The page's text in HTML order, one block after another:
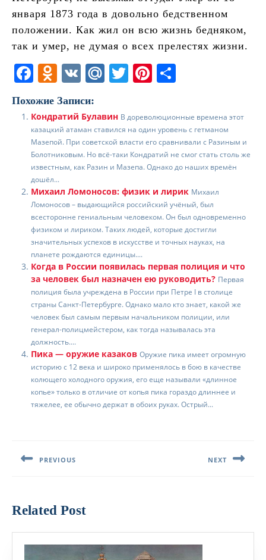
января 1873 года в довольно бедственном
положении. Как жил он всю жизнь бедняком,
так и умер, не думая о всех прелестях жизни.
F
a
c
e
b
o
o
k
O
d
n
o
kl
a
ss
ni
ki
V
K
M
ai
l.
R
u
T
w
itt
er
Pi
nt
er
e
st
п
р
а
в
и
т
ь
Похожие Записи:
Кондратий Булавин В дореволюционные времена этот
казацкий атаман ставился на один уровень с гетманом
Мазепой. При советской власти его сравнивали с Разиным и
Болотниковым. Но всё-таки Кондратий не смог стать столь же
известным, как Разин и Мазепа. Однако до наших времён
дошёл...
Михаил Ломоносов: физик и лирик Михаил
Ломоносов – выдающийся российский учёный, был
всесторонне гениальным человеком. Он был одновременно
физиком и лириком. Таких людей, которые достигли
значительных успехов в искусстве и точных науках, на
планете рождаются единицы....
Когда в России появилась первая полиция и что
за человек был назначен ею руководить? Первая
полиция была учреждена в России при Петре I в столице
страны Санкт-Петербурге. Однако мало кто знает, какой же
человек был самым первым начальником полиции, или
генерал-полицмейстером, как тогда называлась эта
должность....
Пика — оружие казаков Оружие пика имеет огромную
историю с 12 века и широко применялось в бою в качестве
колющего холодного оружия, его еще называли «длинное
копье» только в отличие от копья пика гораздо длиннее и
тяжелее, ее обычно держат в обоих руках. Острый...
записям
PREVIOUS NEXT
Related Post